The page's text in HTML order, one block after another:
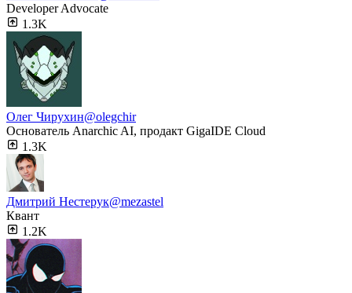
Developer Advocate
1.3K
Олег Чирухин@olegchir
Основатель Anarchic AI, продакт GigaIDE Cloud
1.3K
Дмитpий Hecтepук@mezastel
Квант
1.2K